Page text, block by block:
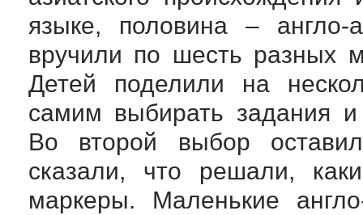
языке, половина – англо-
вручили по шесть разных
Детей поделили на
самим выбирать задания
Во второй выбор
сказали, что решали,
маркеры. Маленькие